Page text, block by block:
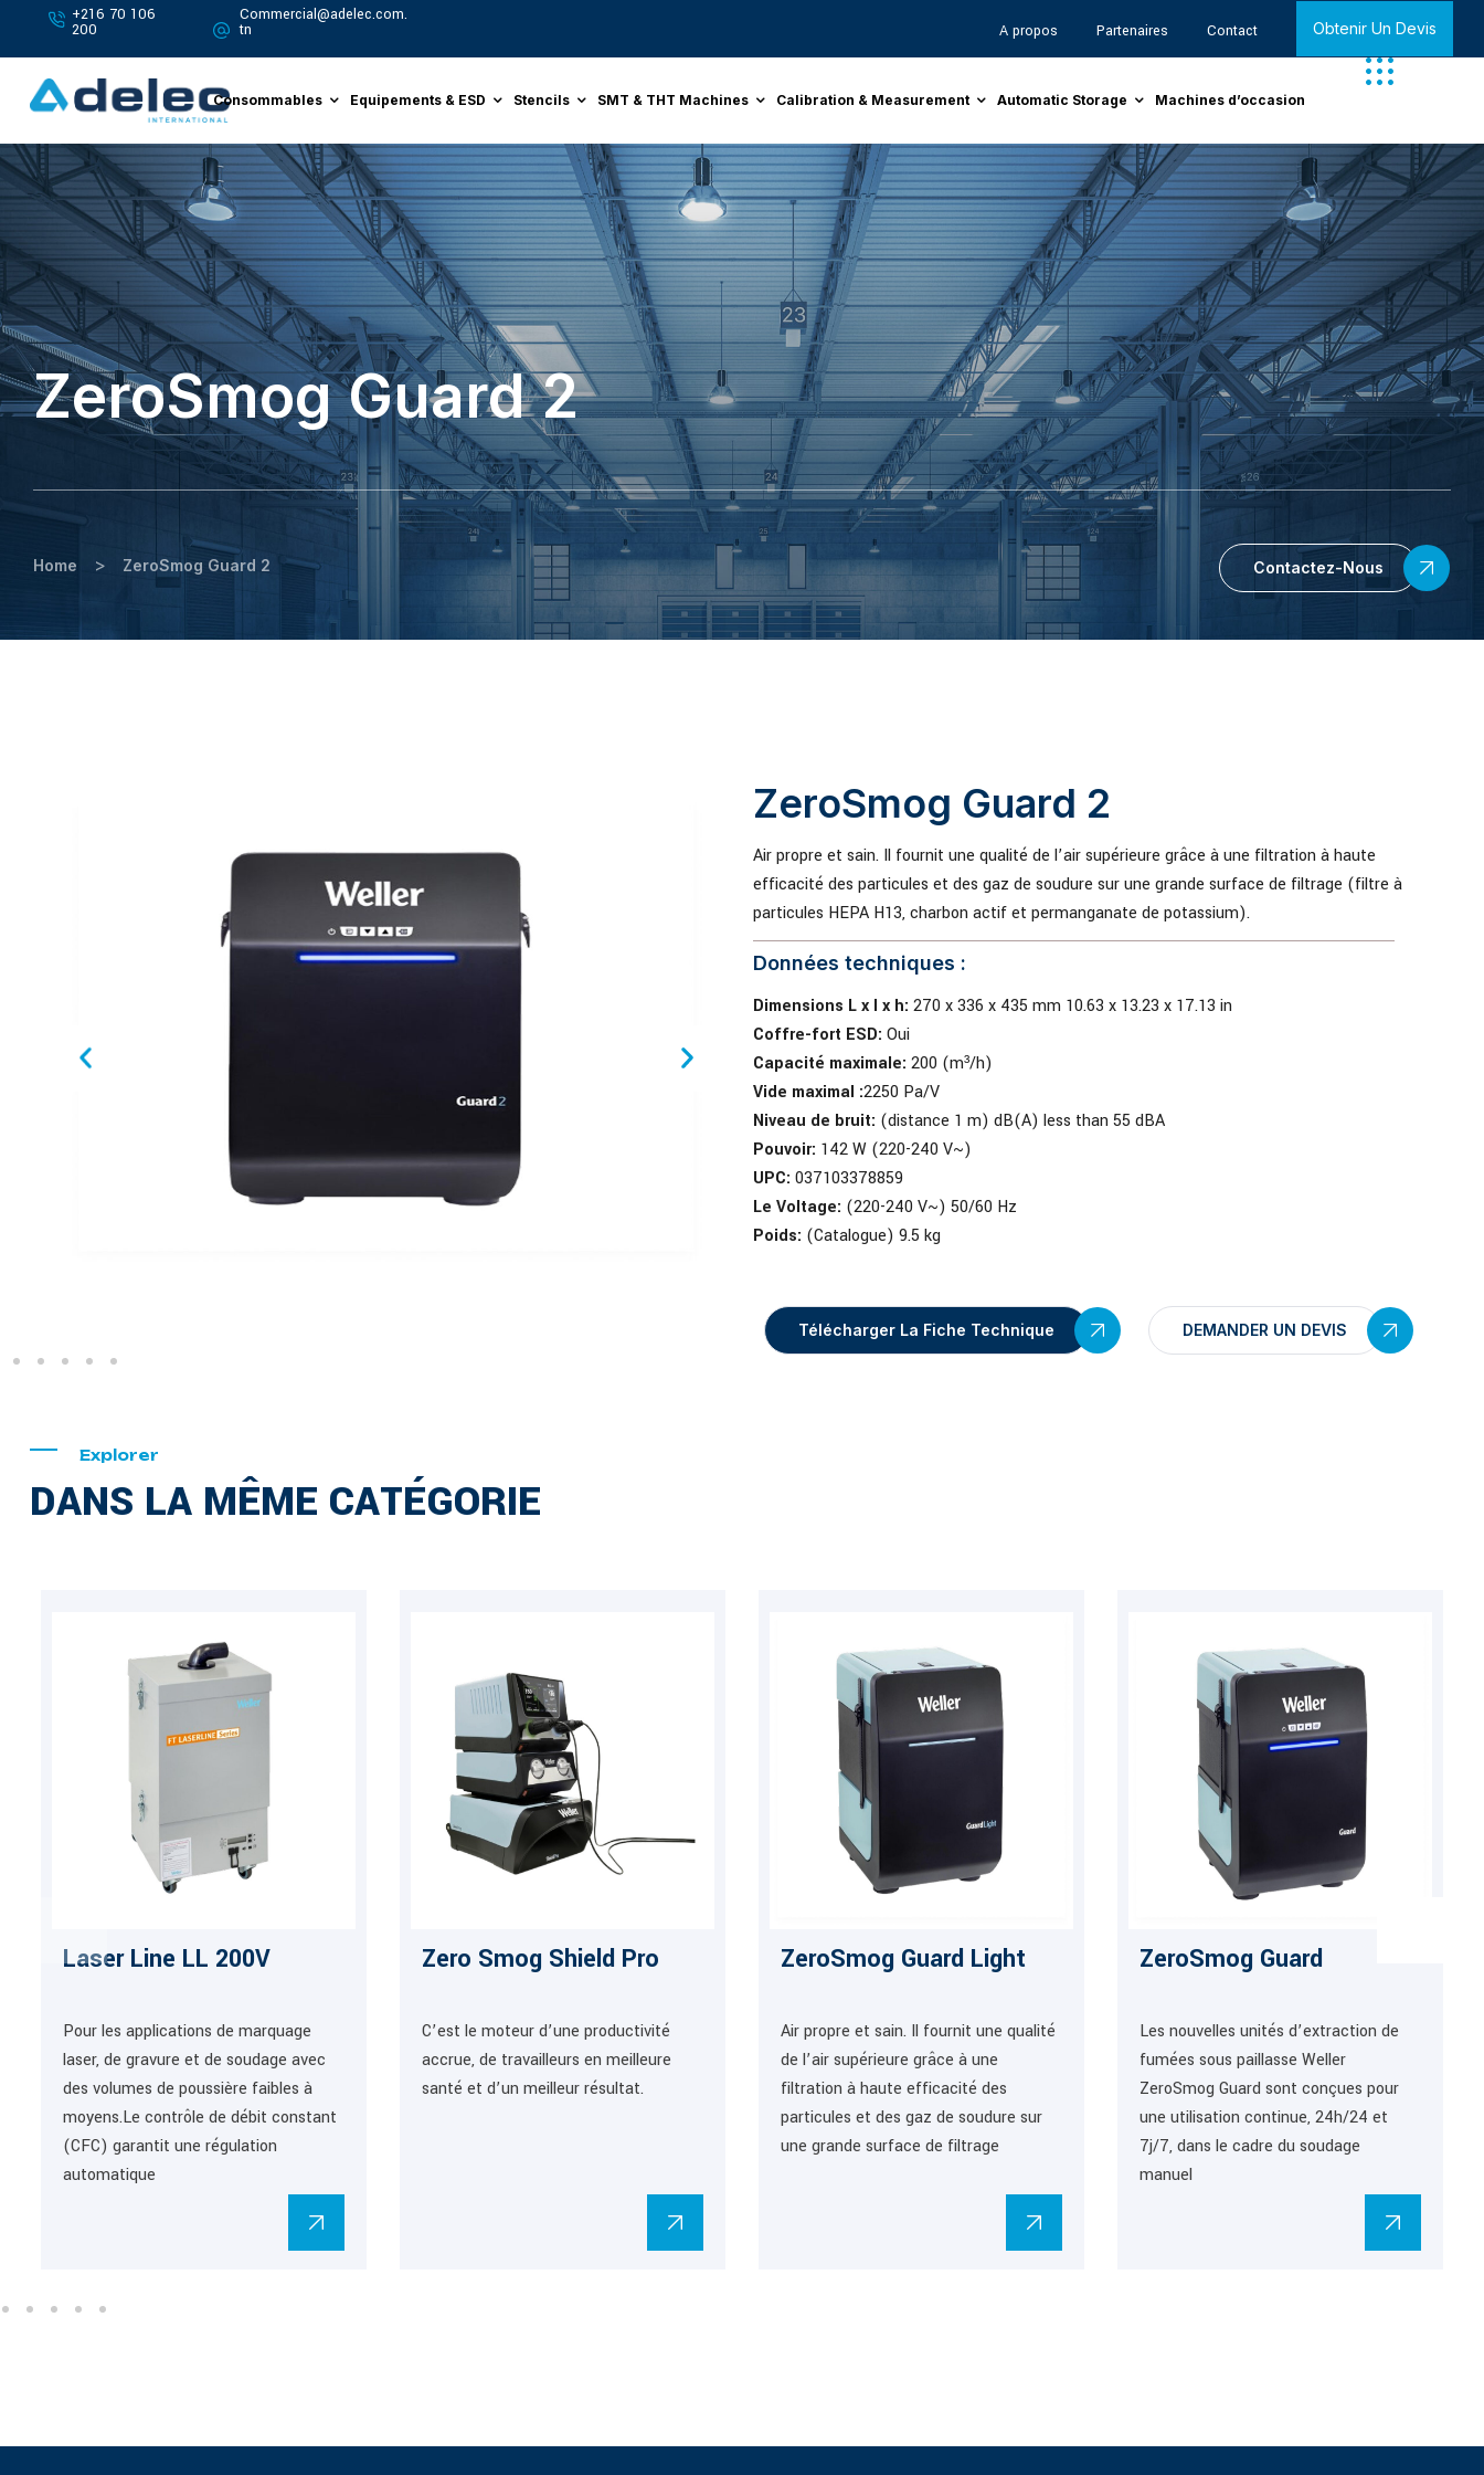
+216 70 106
200
Commercial@adelec.com.
tn A propos Partenaires Contact Obtenir Un Devis
Consommables Equipements & ESD Stencils SMT & THT Machines Calibration & Measurement Automatic Storage Machines d’occasion
ZeroSmog Guard 2
Home > ZeroSmog Guard 2 Contactez-Nous
ZeroSmog Guard 2
Air propre et sain. Il fournit une qualité de l’air supérieure grâce à une filtration à haute
efficacité des particules et des gaz de soudure sur une grande surface de filtrage (filtre à
particules HEPA H13, charbon actif et permanganate de potassium).
Données techniques :
Dimensions L x l x h: 270 x 336 x 435 mm 10.63 x 13.23 x 17.13 in
Coffre-fort ESD: Oui
Capacité maximale: 200 (m³/h)
Vide maximal :2250 Pa/V
Niveau de bruit: (distance 1 m) dB(A) less than 55 dBA
Pouvoir: 142 W (220-240 V~)
UPC: 037103378859
Le Voltage: (220-240 V~) 50/60 Hz
Poids: (Catalogue) 9.5 kg
Télécharger La Fiche Technique DEMANDER UN DEVIS
Explorer
DANS LA MÊME CATÉGORIE
Laser Line LL 200V
Pour les applications de marquage
laser, de gravure et de soudage avec
des volumes de poussière faibles à
moyens.Le contrôle de débit constant
(CFC) garantit une régulation
automatique
Zero Smog Shield Pro
C’est le moteur d’une productivité
accrue, de travailleurs en meilleure
santé et d’un meilleur résultat.
ZeroSmog Guard Light
Air propre et sain. Il fournit une qualité
de l’air supérieure grâce à une
filtration à haute efficacité des
particules et des gaz de soudure sur
une grande surface de filtrage
ZeroSmog Guard
Les nouvelles unités d’extraction de
fumées sous paillasse Weller
ZeroSmog Guard sont conçues pour
une utilisation continue, 24h/24 et
7j/7, dans le cadre du soudage
manuel